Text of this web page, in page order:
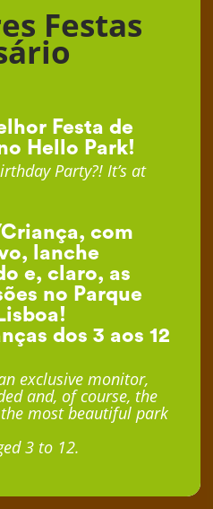
Festas
Festa de
Hello Park!
Party?! It’s at
com
lanche
e, claro, as
no Parque
dos 3 aos 12
exclusive monitor,
and, of course, the
most beautiful park
3 to 12.